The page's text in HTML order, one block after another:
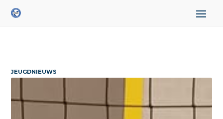
JEUGDNIEUWS